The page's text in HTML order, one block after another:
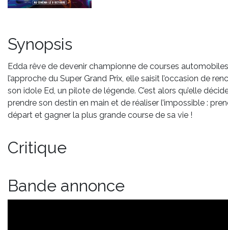
Synopsis
Edda rêve de devenir championne de courses
l’approche du Super Grand Prix, elle saisit l’occasion de
son idole Ed, un pilote de légende. C’est alors qu’elle
prendre son destin en main et de réaliser l’impossible :
départ et gagner la plus grande course de sa vie !
Critique
Bande annonce